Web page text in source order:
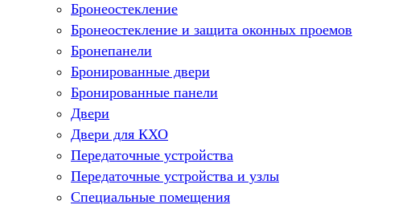
Бронеостекление
Бронеостекление и защита оконных проемов
Бронепанели
Бронированные двери
Бронированные панели
Двери
Двери для КХО
Передаточные устройства
Передаточные устройства и узлы
Специальные помещения